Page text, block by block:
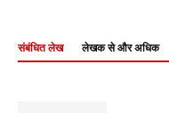
संबंधित लेख लेखक से और अधिक